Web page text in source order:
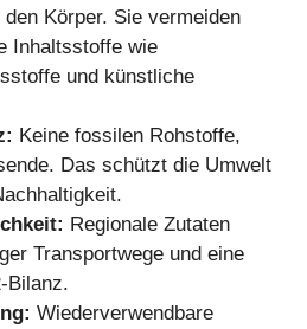
Körper. Sie vermeiden
Inhaltsstoffe wie
und künstliche
Keine fossilen Rohstoffe,
Das schützt die Umwelt
Regionale Zutaten
Transportwege und eine
Bilanz.
Wiederverwendbare